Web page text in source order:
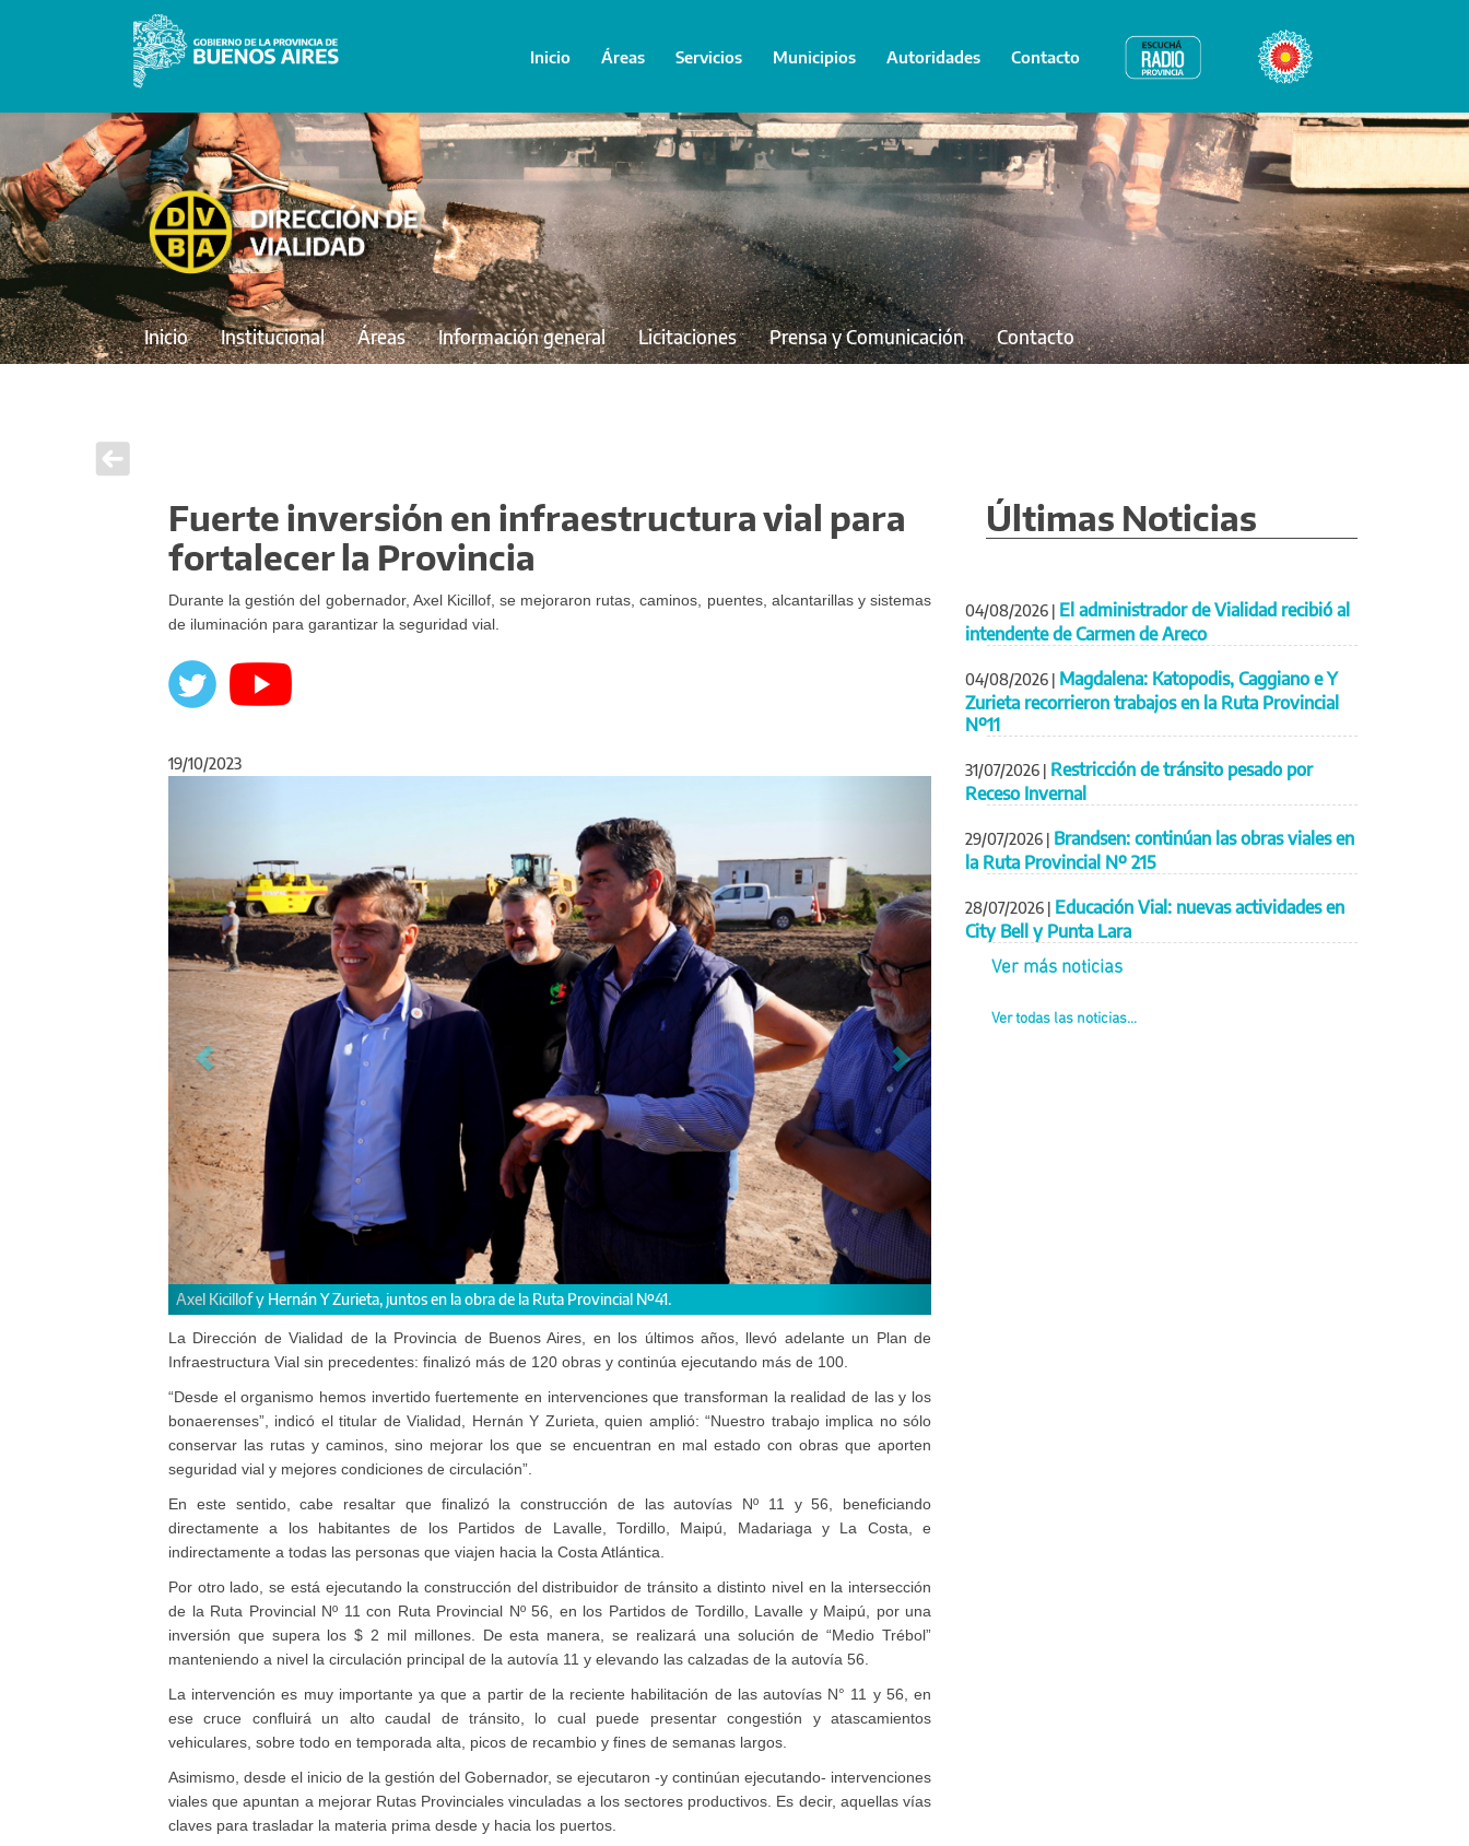
Inicio Áreas Servicios Municipios Autoridades Contacto Radio Provincia Bicentenario
Inicio Institucional Áreas Información general Licitaciones Prensa y Comunicación Contacto
Fuerte inversión en infraestructura vial para
fortalecer la Provincia
Durante la gestión del gobernador, Axel Kicillof, se mejoraron rutas, caminos, puentes, alcantarillas y sistemas
de iluminación para garantizar la seguridad vial.
19/10/2023
En la Ruta Provincial Nº 6 se están interviniendo 140 kilómetros.
Siguiente
La Dirección de Vialidad de la Provincia de Buenos Aires, en los últimos años, llevó adelante un Plan de
Infraestructura Vial sin precedentes: finalizó más de 120 obras y continúa ejecutando más de 100.
“Desde el organismo hemos invertido fuertemente en intervenciones que transforman la realidad de las y los
bonaerenses”, indicó el titular de Vialidad, Hernán Y Zurieta, quien amplió: “Nuestro trabajo implica no sólo
conservar las rutas y caminos, sino mejorar los que se encuentran en mal estado con obras que aporten
seguridad vial y mejores condiciones de circulación”.
En este sentido, cabe resaltar que finalizó la construcción de las autovías Nº 11 y 56, beneficiando
directamente a los habitantes de los Partidos de Lavalle, Tordillo, Maipú, Madariaga y La Costa, e
indirectamente a todas las personas que viajen hacia la Costa Atlántica.
Por otro lado, se está ejecutando la construcción del distribuidor de tránsito a distinto nivel en la intersección
de la Ruta Provincial Nº 11 con Ruta Provincial Nº 56, en los Partidos de Tordillo, Lavalle y Maipú, por una
inversión que supera los $ 2 mil millones. De esta manera, se realizará una solución de “Medio Trébol”
manteniendo a nivel la circulación principal de la autovía 11 y elevando las calzadas de la autovía 56.
La intervención es muy importante ya que a partir de la reciente habilitación de las autovías N° 11 y 56, en
ese cruce confluirá un alto caudal de tránsito, lo cual puede presentar congestión y atascamientos
vehiculares, sobre todo en temporada alta, picos de recambio y fines de semanas largos.
Asimismo, desde el inicio de la gestión del Gobernador, se ejecutaron -y continúan ejecutando- intervenciones
viales que apuntan a mejorar Rutas Provinciales vinculadas a los sectores productivos. Es decir, aquellas vías
claves para trasladar la materia prima desde y hacia los puertos.
Últimas Noticias
04/08/2026 | El administrador de Vialidad recibió al
intendente de Carmen de Areco
04/08/2026 | Magdalena: Katopodis, Caggiano e Y
Zurieta recorrieron trabajos en la Ruta Provincial
Nº11
31/07/2026 | Restricción de tránsito pesado por
Receso Invernal
29/07/2026 | Brandsen: continúan las obras viales en
la Ruta Provincial Nº 215
28/07/2026 | Educación Vial: nuevas actividades en
City Bell y Punta Lara
Ver más noticias
Ver todas las noticias...